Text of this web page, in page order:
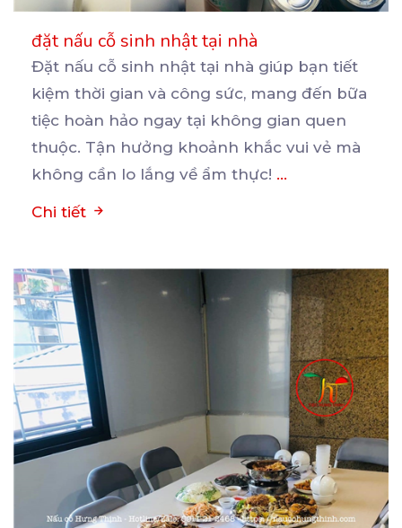
đặt nấu cỗ sinh nhật tại nhà
Đặt nấu cỗ sinh nhật tại nhà giúp bạn tiết
kiệm thời gian và công sức, mang đến bữa
tiệc hoàn hảo ngay tại không gian quen
thuộc. Tận hưởng khoảnh khắc vui vẻ mà
không cần lo lắng về ẩm thực! ...
Chi tiết